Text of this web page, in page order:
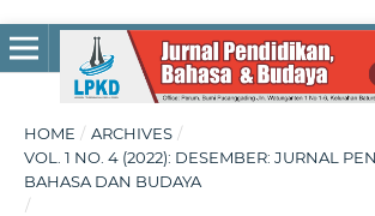
HOME / ARCHIVES /
VOL. 1 NO. 4 (2022): DESEMBER: JURNAL
BAHASA DAN BUDAYA
/